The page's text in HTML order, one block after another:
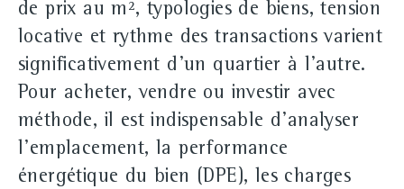
de prix au m², typologies de biens, tension
locative et rythme des transactions varient
significativement d'un quartier à l'autre.
Pour acheter, vendre ou investir avec
méthode, il est indispensable d'analyser
l'emplacement, la performance
énergétique du bien (DPE), les charges